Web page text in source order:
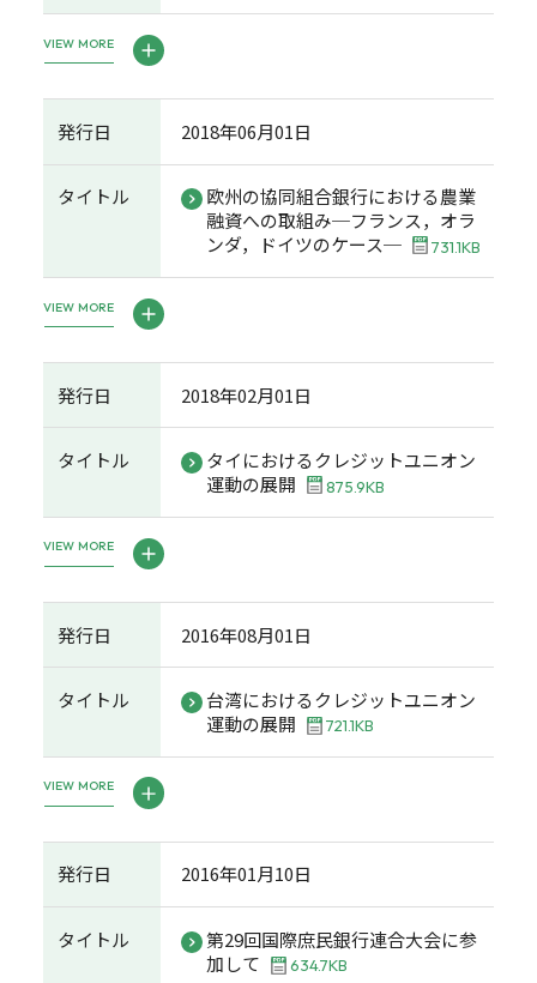
VIEW MORE
発行日 2018年06月01日
タイトル
欧州の協同組合銀行における農業
融資への取組み─フランス，オラ
ンダ，ドイツのケース─
731.1KB
VIEW MORE
発行日 2018年02月01日
タイトル
タイにおけるクレジットユニオン
運動の展開
875.9KB
VIEW MORE
発行日 2016年08月01日
タイトル
台湾におけるクレジットユニオン
運動の展開
721.1KB
VIEW MORE
発行日 2016年01月10日
タイトル
第29回国際庶民銀行連合大会に参
加して
634.7KB